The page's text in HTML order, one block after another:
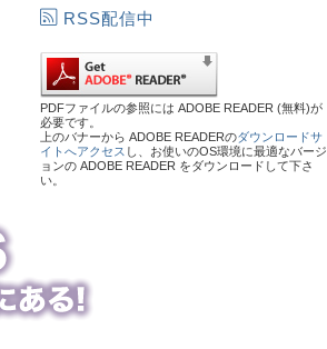
RSS配信中
PDFファイルの参照には ADOBE READER (無料)が
必要です。
上のバナーから ADOBE READERのダウンロードサ
イトへアクセス し、お使いのOS環境に最適なバージ
ョンの ADOBE READER をダウンロードして下さ
い。